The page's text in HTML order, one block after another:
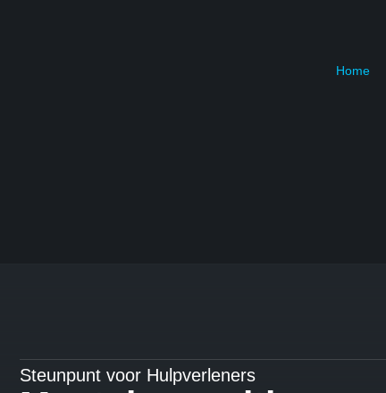
Home
Steunpunt voor Hulpverleners